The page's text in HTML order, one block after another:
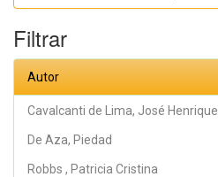
Filtrar
Autor
Cavalcanti de Lima, José Henrique
De Aza, Piedad
Robbs , Patricia Cristina